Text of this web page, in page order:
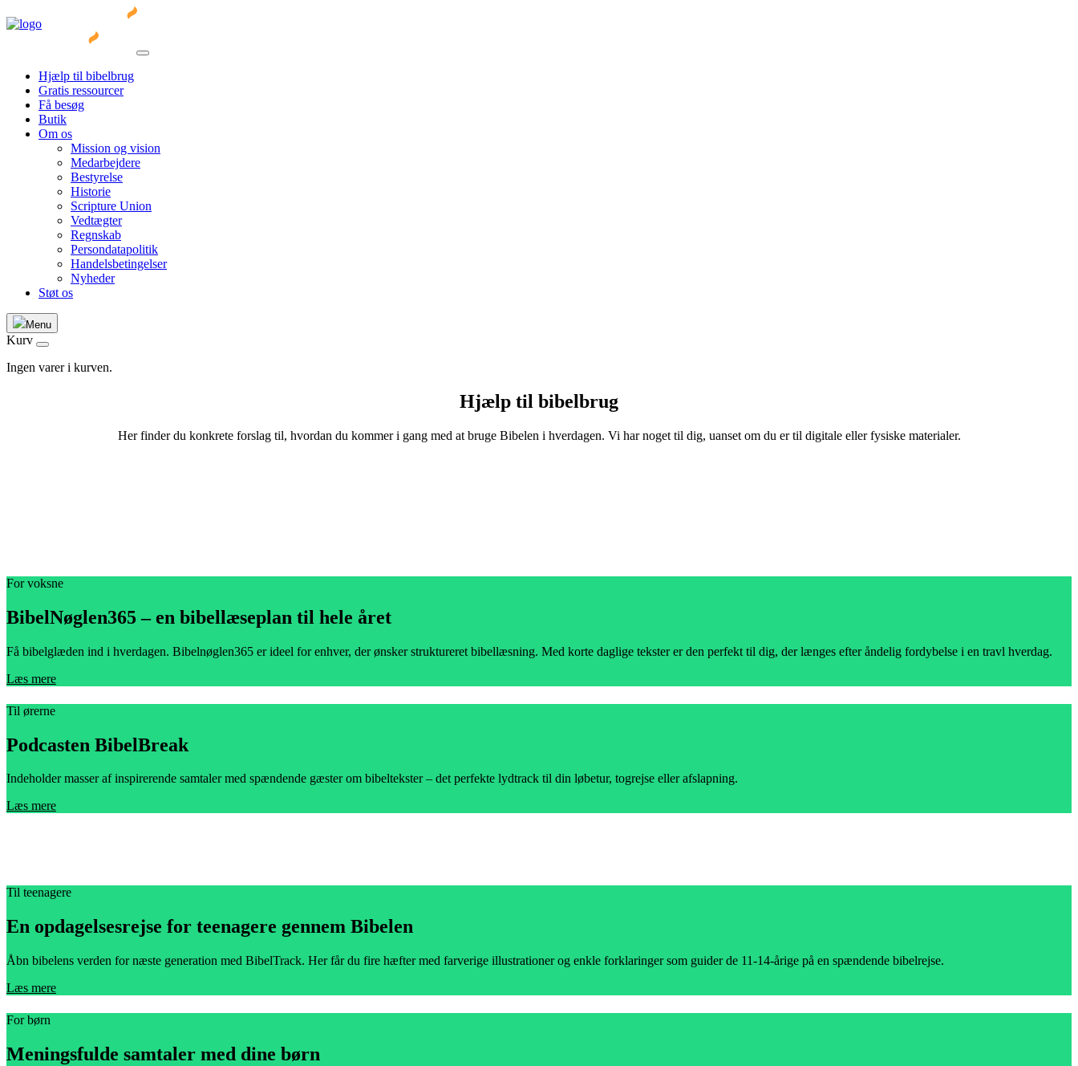
Hjælp til bibelbrug
Gratis ressourcer
Få besøg
Butik
Om os
Mission og vision
Medarbejdere
Bestyrelse
Historie
Scripture Union
Vedtægter
Regnskab
Persondatapolitik
Handelsbetingelser
Nyheder
Støt os
Menu
Kurv
Ingen varer i kurven.
Hjælp til bibelbrug
Her finder du konkrete forslag til, hvordan du kommer i gang med at bruge Bibelen i hverdagen. Vi har noget til dig, uanset om du er til digitale eller fysiske materialer.
For voksne
BibelNøglen365 – en bibellæseplan til hele året
Få bibelglæden ind i hverdagen. Bibelnøglen365 er ideel for enhver, der ønsker struktureret bibellæsning. Med korte daglige tekster er den perfekt til dig, der længes efter åndelig fordybelse i en travl hverdag.
Læs mere
Til ørerne
Podcasten BibelBreak
Indeholder masser af inspirerende samtaler med spændende gæster om bibeltekster – det perfekte lydtrack til din løbetur, togrejse eller afslapning.
Læs mere
Til teenagere
En opdagelsesrejse for teenagere gennem Bibelen
Åbn bibelens verden for næste generation med BibelTrack. Her får du fire hæfter med farverige illustrationer og enkle forklaringer som guider de 11-14-årige på en spændende bibelrejse.
Læs mere
For børn
Meningsfulde samtaler med dine børn